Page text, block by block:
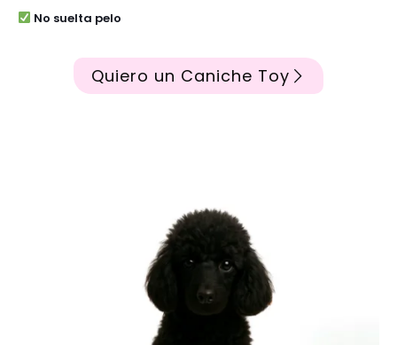
No suelta pelo
Quiero un Caniche Toy